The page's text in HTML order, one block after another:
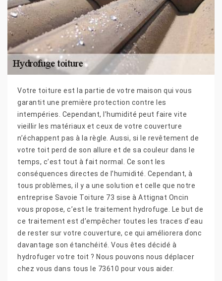
Votre toiture est la partie de votre maison qui vous
garantit une première protection contre les
intempéries. Cependant, l’humidité peut faire vite
vieillir les matériaux et ceux de votre couverture
n’échappent pas à la règle. Aussi, si le revêtement de
votre toit perd de son allure et de sa couleur dans le
temps, c’est tout à fait normal. Ce sont les
conséquences directes de l’humidité. Cependant, à
tous problèmes, il y a une solution et celle que notre
entreprise Savoie Toiture 73 sise à Attignat Oncin
vous propose, c’est le traitement hydrofuge. Le but de
ce traitement est d’empêcher toutes les traces d’eau
de rester sur votre couverture, ce qui améliorera donc
davantage son étanchéité. Vous êtes décidé à
hydrofuger votre toit ? Nous pouvons nous déplacer
chez vous dans tous le 73610 pour vous aider.